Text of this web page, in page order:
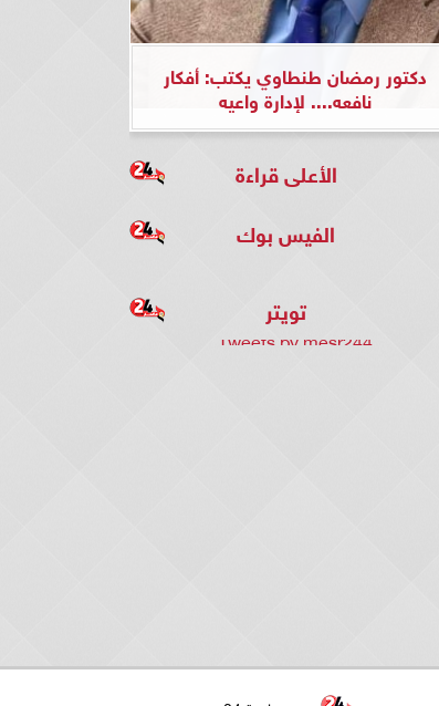
دكتور رمضان طنطاوي يكتب: أفكار
نافعه.... لإدارة واعيه
الأعلى قراءة
الفيس بوك
تويتر
Tweets by mesr244